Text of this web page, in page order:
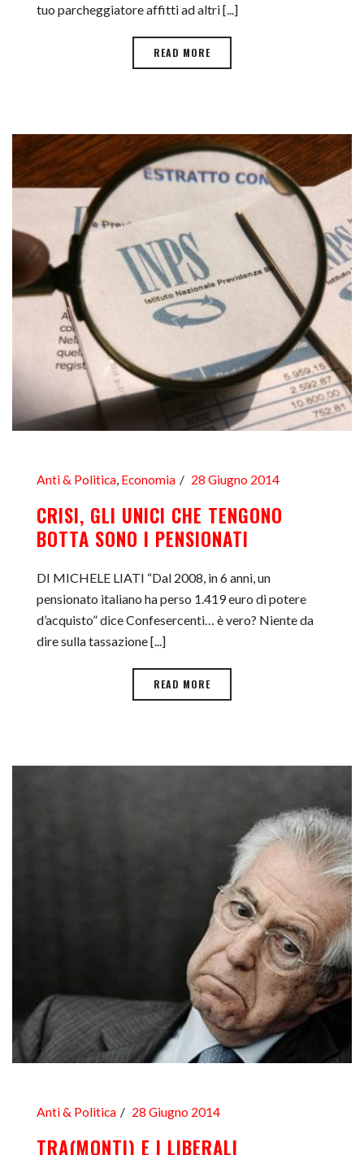
tuo parcheggiatore affitti ad altri [...]
READ MORE
Anti & Politica, Economia 28 Giugno 2014
CRISI, GLI UNICI CHE TENGONO
BOTTA SONO I PENSIONATI
DI MICHELE LIATI “Dal 2008, in 6 anni, un
pensionato italiano ha perso 1.419 euro di potere
d’acquisto” dice Confesercenti… è vero? Niente da
dire sulla tassazione [...]
READ MORE
Anti & Politica 28 Giugno 2014
TRA(MONTI) E I LIBERALI